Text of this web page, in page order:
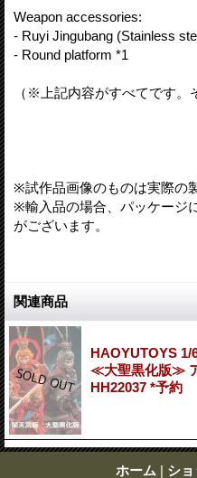
Weapon accessories:
- Ruyi Jingubang (Stainless
- Round platform *1
（※上記内容がすべてです。
※試作品画像のものは実際の
※輸入品の場合、パッケージ
がございます。
関連商品
HAOYUTOYS
≪大聖黒化版≫
HH22037 *予約
ホーム | シ